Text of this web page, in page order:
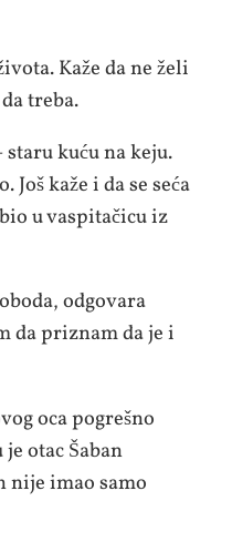
Kaže da ne želi
treba.
kuću na keju.
kaže i da se seća
u vaspitačicu iz
odgovara
da priznam da je i
oca pogrešno
otac Šaban
nije imao samo